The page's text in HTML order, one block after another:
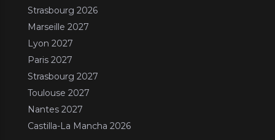
Strasbourg 2026
Marseille 2027
Lyon 2027
Paris 2027
Strasbourg 2027
Toulouse 2027
Nantes 2027
Castilla-La Mancha 2026